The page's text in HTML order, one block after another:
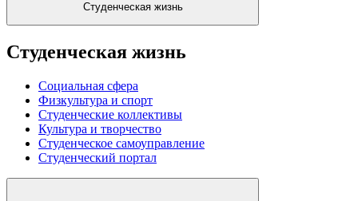
Студенческая жизнь
Студенческая жизнь
Социальная сфера
Физкультура и спорт
Студенческие коллективы
Культура и творчество
Студенческое самоуправление
Студенческий портал